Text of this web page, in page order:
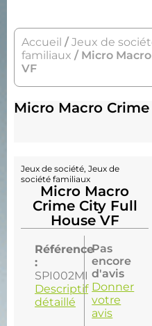
Accueil /Jeux de
familiaux / Micro
VF
Micro Macro
Jeux de société, Jeux de
société familiaux
Micro Macro
Crime City Full
House VF
Référence
:
SPI002MI
Descriptif
détaillé
Pas
encore
d'avis
Donner
votre
avis